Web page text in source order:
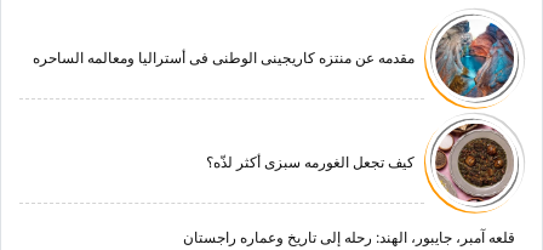
مقدمه عن منتزه کاریجینی الوطنی فی أسترالیا ومعالمه الساحره
کیف تجعل الغورمه سبزی أکثر لذّه؟
قلعه آمبر، جایبور، الهند: رحله إلى تاریخ وعماره راجستان